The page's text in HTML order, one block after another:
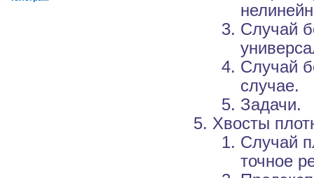
Случай
Случай
случае.
Задачи.
Хвосты
Случай
точное